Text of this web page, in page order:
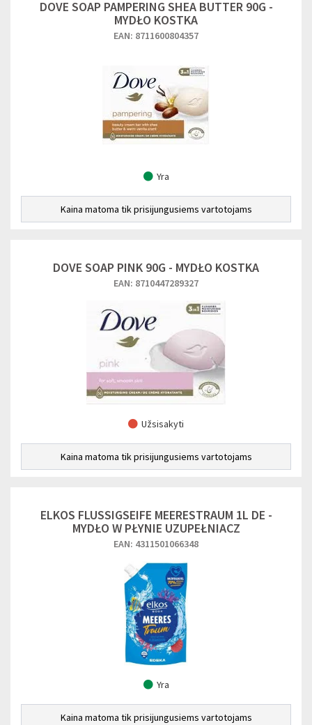
DOVE SOAP PAMPERING SHEA BUTTER 90G -
MYDŁO KOSTKA
EAN: 8711600804357
Yra
Kaina matoma tik prisijungusiems vartotojams
DOVE SOAP PINK 90G - MYDŁO KOSTKA
EAN: 8710447289327
Užsisakyti
Kaina matoma tik prisijungusiems vartotojams
ELKOS FLUSSIGSEIFE MEERESTRAUM 1L DE -
MYDŁO W PŁYNIE UZUPEŁNIACZ
EAN: 4311501066348
Yra
Kaina matoma tik prisijungusiems vartotojams